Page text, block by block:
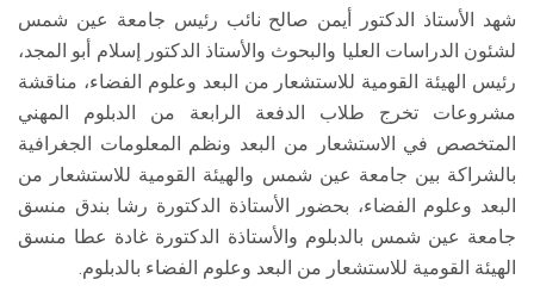
شهد الأستاذ الدكتور أيمن صالح نائب رئيس جامعة عين شمس
لشئون الدراسات العليا والبحوث والأستاذ الدكتور إسلام أبو المجد،
رئيس الهيئة القومية للاستشعار من البعد وعلوم الفضاء، مناقشة
مشروعات تخرج طلاب الدفعة الرابعة من الدبلوم المهني
المتخصص في الاستشعار من البعد ونظم المعلومات الجغرافية
بالشراكة بين جامعة عين شمس والهيئة القومية للاستشعار من
البعد وعلوم الفضاء، بحضور الأستاذة الدكتورة رشا بندق منسق
جامعة عين شمس بالدبلوم والأستاذة الدكتورة غادة عطا منسق
الهيئة القومية للاستشعار من البعد وعلوم الفضاء بالدبلوم.